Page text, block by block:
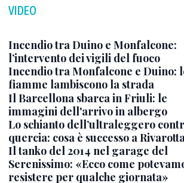
VIDEO
Incendio tra Duino e Monfalcone:
l’intervento dei vigili del fuoco
Incendio tra Monfalcone e Duino:
fiamme lambiscono la strada
Il Barcellona sbarca in Friuli: le
immagini dell'arrivo in albergo
Lo schianto dell’ultraleggero
quercia: cosa è successo a
Il tanko del 2014 nel garage del
Serenissimo: «Ecco come
resistere per qualche giornata»